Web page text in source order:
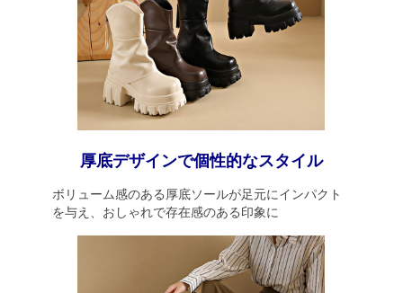
厚底デザインで個性的なスタイル
ボリューム感のある厚底ソールが足元にインパクト
を与え、おしゃれで存在感のある印象に